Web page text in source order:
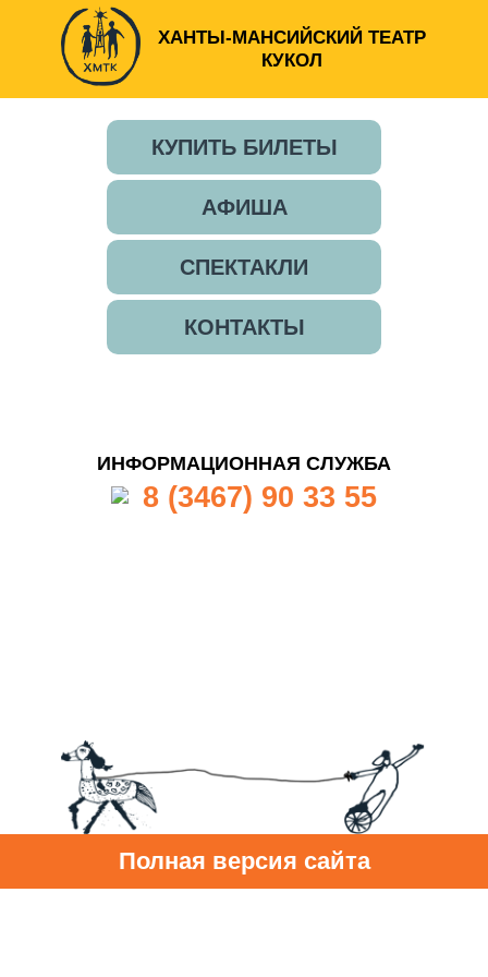
ХАНТЫ-МАНСИЙСКИЙ ТЕАТР
КУКОЛ
КУПИТЬ БИЛЕТЫ
АФИША
СПЕКТАКЛИ
КОНТАКТЫ
ИНФОРМАЦИОННАЯ СЛУЖБА
8 (3467) 90 33 55
Полная версия сайта